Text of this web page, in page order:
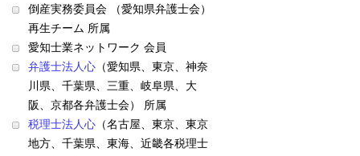
倒産実務委員会 （愛知県弁護士会）
再生チーム 所属
愛知士業ネットワーク 会員
弁護士法人心 （愛知県、東京、神奈
川県、千葉県、三重、岐阜県、大
阪、京都各弁護士会） 所属
税理士法人心 （名古屋、東京、東京
地方、千葉県、東海、近畿各税理士